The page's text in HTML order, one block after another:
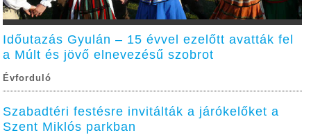
Időutazás Gyulán – 15 évvel ezelőtt avatták fel
a Múlt és jövő elnevezésű szobrot
Évforduló
Szabadtéri festésre invitálták a járókelőket a
Szent Miklós parkban